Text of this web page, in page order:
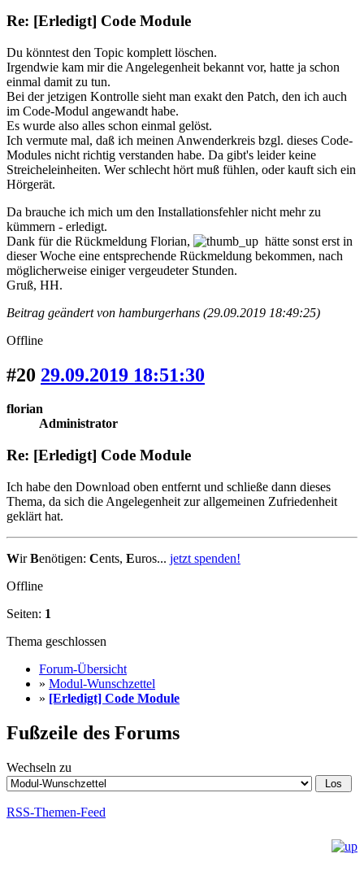
Re: [Erledigt] Code Module
Du könntest den Topic komplett löschen.
Irgendwie kam mir die Angelegenheit bekannt vor, hatte ja schon
einmal damit zu tun.
Bei der jetzigen Kontrolle sieht man exakt den Patch, den ich auch
im Code-Modul angewandt habe.
Es wurde also alles schon einmal gelöst.
Ich vermute mal, daß ich meinen Anwenderkreis bzgl. dieses Code-
Modules nicht richtig verstanden habe. Da gibt's leider keine
Streicheleinheiten. Wer schlecht hört muß fühlen, oder kauft sich ein
Hörgerät.
Da brauche ich mich um den Installationsfehler nicht mehr zu
kümmern - erledigt.
Dank für die Rückmeldung Florian,
hätte sonst erst in
dieser Woche eine entsprechende Rückmeldung bekommen, nach
möglicherweise einiger vergeudeter Stunden.
Gruß, HH.
Beitrag geändert von hamburgerhans (29.09.2019 18:49:25)
Offline
#20 29.09.2019 18:51:30
florian
Administrator
Re: [Erledigt] Code Module
Ich habe den Download oben entfernt und schließe dann dieses
Thema, da sich die Angelegenheit zur allgemeinen Zufriedenheit
geklärt hat.
WirBenötigen: Cents, Euros... jetzt spenden!
Offline
Seiten: 1
Thema geschlossen
Forum-Übersicht
» Modul-Wunschzettel
» [Erledigt] Code Module
Fußzeile des Forums
Wechseln zu
RSS-Themen-Feed